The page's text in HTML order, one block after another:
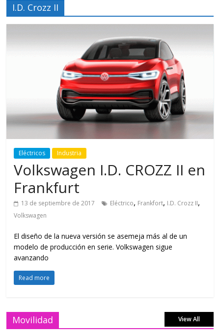
I.D. Crozz II
Eléctricos Industria
Volkswagen I.D. CROZZ II en
Frankfurt
13 de septiembre de 2017 Eléctrico, Frankfort, I.D. Crozz II,
Volkswagen
El diseño de la nueva versión se asemeja más al de un
modelo de producción en serie. Volkswagen sigue
avanzando
Read more
Movilidad View All